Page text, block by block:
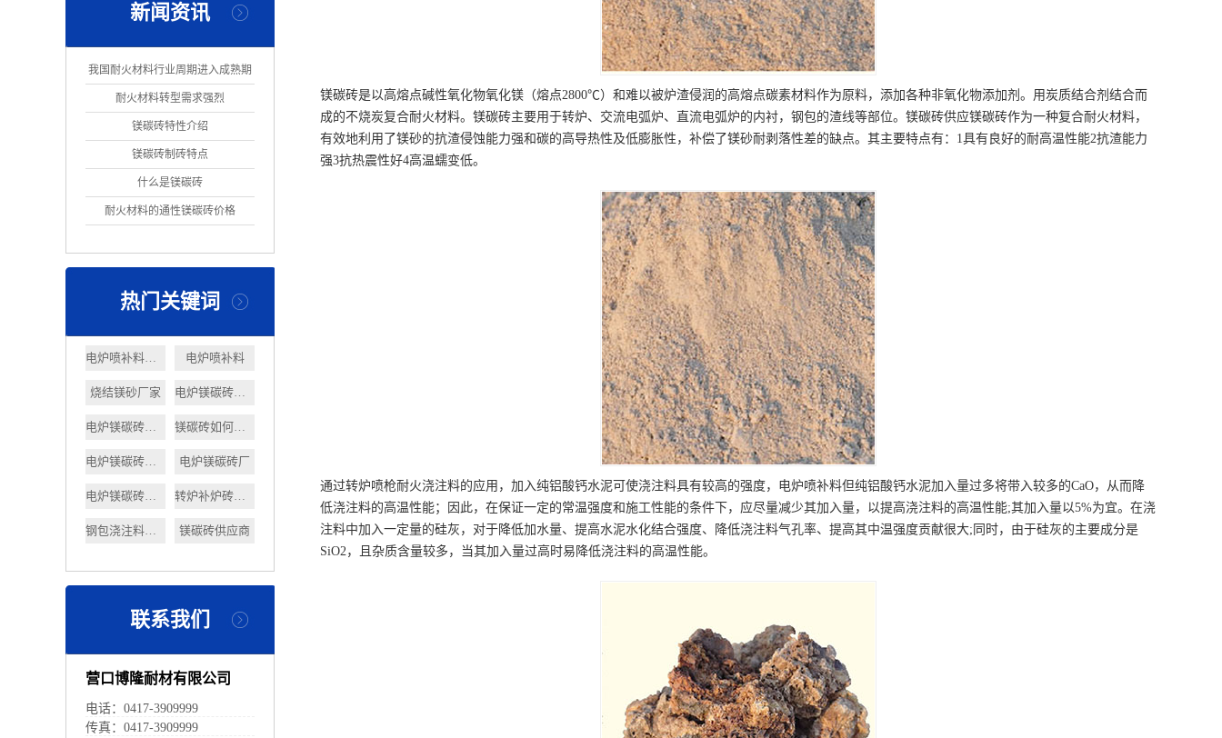
新闻资讯
我国耐火材料行业周期进入成熟期
耐火材料转型需求强烈
镁碳砖特性介绍
镁碳砖制砖特点
什么是镁碳砖
耐火材料的通性镁碳砖价格
热门关键词
电炉喷补料批发 电炉喷补料
烧结镁砂厂家 电炉镁碳砖厂家
电炉镁碳砖供应商 镁碳砖如何选择
电炉镁碳砖价钱 电炉镁碳砖厂
电炉镁碳砖价格 转炉补炉砖价格
钢包浇注料多少钱 镁碳砖供应商
联系我们
营口博隆耐材有限公司
电话：0417-3909999
传真：0417-3909999
镁碳砖是以高熔点碱性氧化物氧化镁（熔点2800℃）和难以被炉渣侵润的高熔点碳素材料作为原料，添加各种非氧化物添加剂。用炭质结合剂结合而
成的不烧炭复合耐火材料。镁碳砖主要用于转炉、交流电弧炉、直流电弧炉的内衬，钢包的渣线等部位。镁碳砖供应镁碳砖作为一种复合耐火材料，
有效地利用了镁砂的抗渣侵蚀能力强和碳的高导热性及低膨胀性，补偿了镁砂耐剥落性差的缺点。其主要特点有：1具有良好的耐高温性能2抗渣能力
强3抗热震性好4高温蠕变低。
通过转炉喷枪耐火浇注料的应用，加入纯铝酸钙水泥可使浇注料具有较高的强度，电炉喷补料但纯铝酸钙水泥加入量过多将带入较多的CaO，从而降
低浇注料的高温性能；因此，在保证一定的常温强度和施工性能的条件下，应尽量减少其加入量，以提高浇注料的高温性能;其加入量以5%为宜。在浇
注料中加入一定量的硅灰，对于降低加水量、提高水泥水化结合强度、降低浇注料气孔率、提高其中温强度贡献很大;同时，由于硅灰的主要成分是
SiO2，且杂质含量较多，当其加入量过高时易降低浇注料的高温性能。